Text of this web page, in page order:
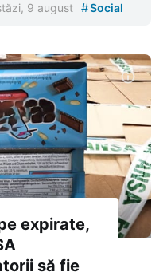
9 august #Social
expirate,
să fie